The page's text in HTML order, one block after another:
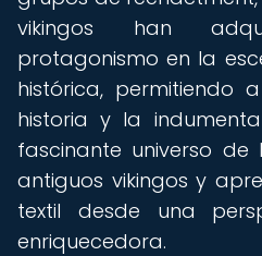
vikingos han
protagonismo en la
histórica, permitiendo
historia y la
fascinante universo
antiguos vikingos y
textil desde una
enriquecedora.